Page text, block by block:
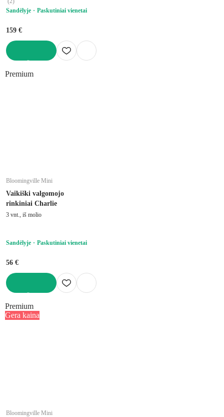
Sandėlyje
Paskutiniai vienetai
159 €
Premium
Bloomingville Mini
Vaikiški valgomojo
rinkiniai Charlie
3 vnt., iš molio
Sandėlyje Paskutiniai vienetai
56 €
Premium
Gera kaina
Bloomingville Mini